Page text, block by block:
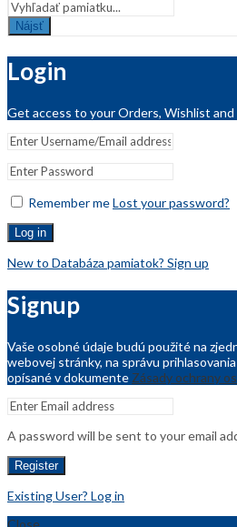
Nájsť
Login
Get access to your Orders, Wishlist
Remember meLost your password?
Log in
New to Databáza pamiatok? Sign up
Signup
Vaše osobné údaje budú použité na
webovej stránky, na správu
opísané v dokumente Zásady ochrany
A password will be sent to your email
Register
Existing User? Log in